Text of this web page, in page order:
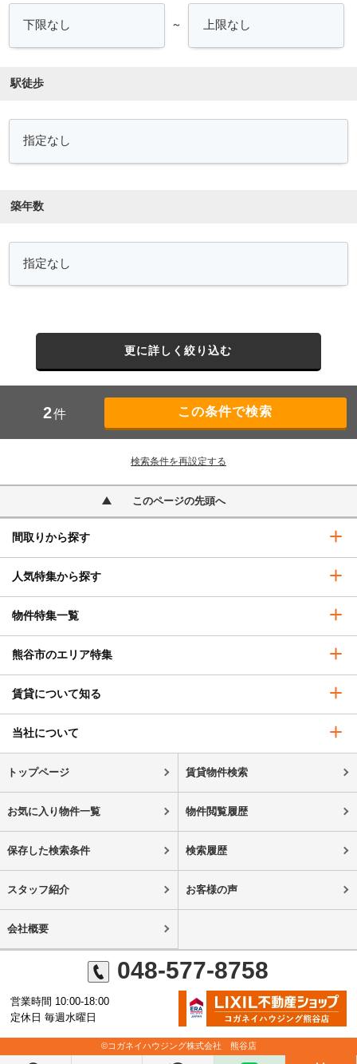
～
駅徒歩
築年数
更に詳しく絞り込む
2件
検索条件を再設定する
このページの先頭へ
間取りから探す
人気特集から探す
物件特集一覧
熊谷市のエリア特集
賃貸について知る
当社について
トップページ 賃貸物件検索
お気に入り物件一覧 物件閲覧履歴
保存した検索条件 検索履歴
スタッフ紹介 お客様の声
会社概要
048-577-8758
営業時間 10:00-18:00
定休日 毎週水曜日
©コガネイハウジング株式会社 熊谷店